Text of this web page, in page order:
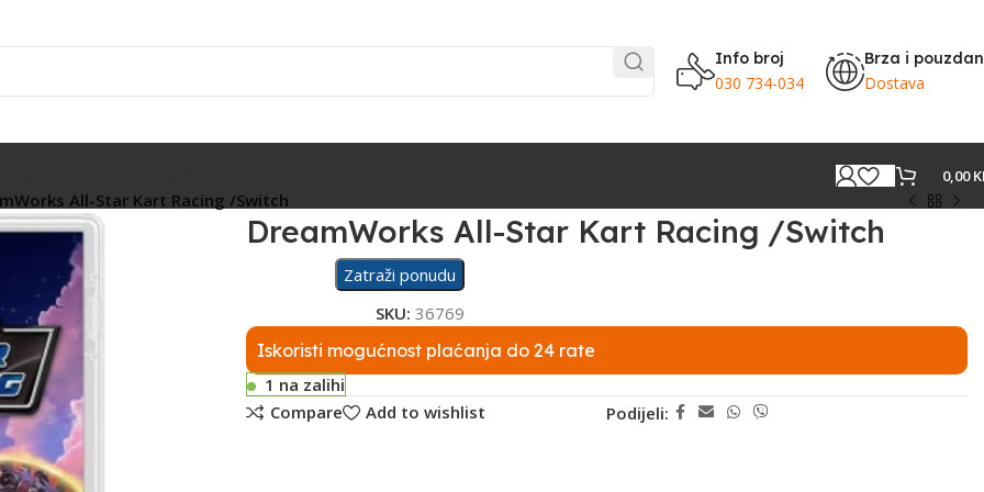
Info broj
030 734-034
Brza i
Dostava
0,00
All-Star Kart Racing /Switch
DreamWorks All-Star Kart Racing /Switch
Zatraži ponudu
SKU: 36769
Iskoristi mogućnost plaćanja do 24 rate
1 na zalihi
Compare
Add to wishlist Podijeli: